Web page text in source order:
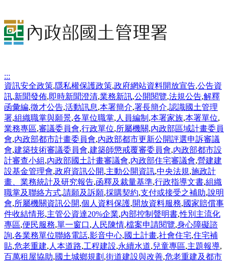
:::
資訊安全政策,隱私權保護政策,政府網站資料開放宣告,公告資
訊,新聞發佈,即時新聞澄清,業務新訊,公開閱覽,法規公告,解釋
函彙編,徵才公告,活動訊息,本署簡介,署長簡介,認識國土管理
署,組織職掌與願景,各單位職掌, 人員編制 ,本署家族,本署單位,
業務專區,審議委員會,行政單位,所屬機關,內政部區域計畫委員
會,內政部都市計畫委員會,內政部都市更新公開評選申訴審議
會,建築技術審議委員會,建築師懲戒覆審委員會,內政部都市設
計審查小組,內政部國土計畫審議會,內政部住宅審議會,營建建
設基金管理會,政府資訊公開,主動公開資訊,中央法規,施政計
畫、業務統計及研究報告,函釋及裁量基準,行政指導文書,組織
職掌及聯絡方式,請願及訴願,採購契約,支付或接受之補助,說明
會,所屬機關資訊公開,個人資料保護,開放資料服務,國家賠償事
件收結情形,主管公資達20%企業,內部控制聲明書,性別主流化
專區,便民服務,單一窗口, 人民陳情,檔案申請閱覽,身心障礙諮
詢,各業務單位聯絡電話,影音中心,國土計畫,社會住宅,住宅補
貼,危老重建, 人本道路,工程建設,永續水道,兒童專區,主題報導,
百萬租屋協助,國土城鄉規劃 ,街道建設與改善,危老重建及都市